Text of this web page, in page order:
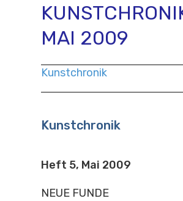
MAI 2009
Kunstchronik
Kunstchronik
Heft 5, Mai 2009
NEUE FUNDE